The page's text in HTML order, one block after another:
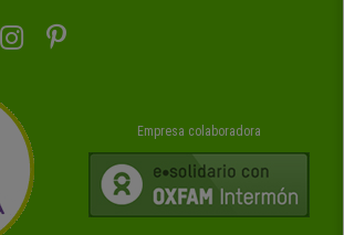
Empresa colaboradora